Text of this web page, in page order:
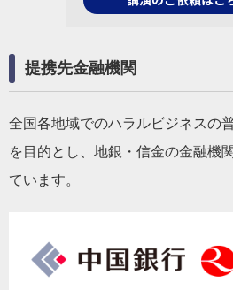
提携先金融機関
全国各地域でのハラルビジネスの
を目的とし、地銀・信金の金融機
ています。